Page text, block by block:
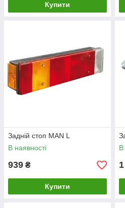
Купити
Задній стоп MAN L
В наявності
939 ₴
Купити
В